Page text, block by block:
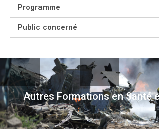
Programme
Public concerné
Autres Formations en Santé